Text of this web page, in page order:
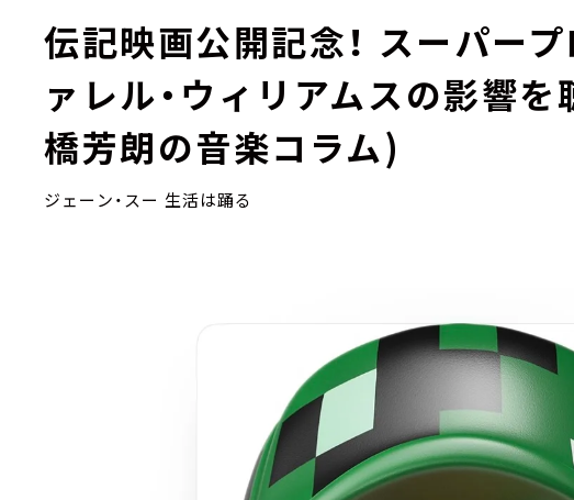
伝記映画公開記念！ スーパー
ァレル・ウィリアムスの影響
橋芳朗の音楽コラム)
ジェーン・スー 生活は踊る